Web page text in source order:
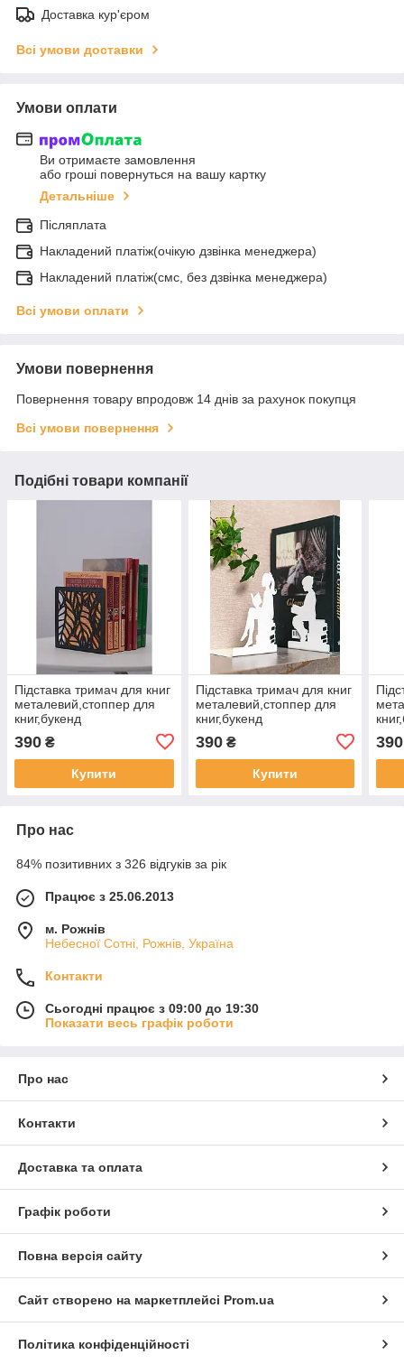
Доставка кур'єром
Всі умови доставки
Умови оплати
Ви отримаєте замовлення
або гроші повернуться на вашу картку
Детальніше
Післяплата
Накладений платіж(очікую дзвінка менеджера)
Накладений платіж(смс, без дзвінка менеджера)
Всі умови оплати
Умови повернення
Повернення товару впродовж 14 днів за рахунок покупця
Всі умови повернення
Подібні товари компанії
Підставка тримач для книг
металевий,стоппер для
книг,букенд
390 ₴
Купити
Підставка тримач для книг
металевий,стоппер для
книг,букенд
390₴
Купити
390
Про нас
84% позитивних з 326 відгуків за рік
Працює з 25.06.2013
м. Рожнів
Небесної Сотні, Рожнів, Україна
Контакти
Сьогодні працює з 09:00 до 19:30
Показати весь графік роботи
Про нас
Контакти
Доставка та оплата
Графік роботи
Повна версія сайту
Сайт створено на маркетплейсі Prom.ua
Політика конфіденційності